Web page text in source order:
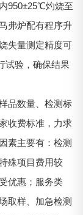
950±25℃灼烧至
弗炉配有程序升
失量测定精度可
试验，确保结果
品数量、检测标
收费标准，力求
素主要有：检测
殊项目费用较
优惠；服务类
取样、加急检测